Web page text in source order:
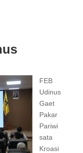
FEB
Udinus
Gaet
Pakar
Pariwi
sata
Kroasi